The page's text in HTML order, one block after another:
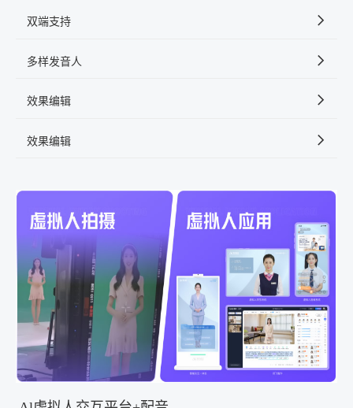
双端支持
多样发音人
效果编辑
效果编辑